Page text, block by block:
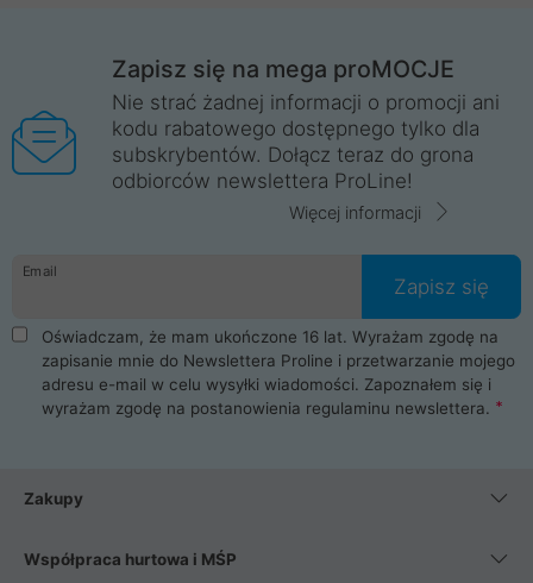
Zapisz się na mega proMOCJE
Nie strać żadnej informacji o promocji ani
kodu rabatowego dostępnego tylko dla
subskrybentów. Dołącz teraz do grona
odbiorców newslettera ProLine!
Więcej informacji
Email
Zapisz się
Oświadczam, że mam ukończone 16 lat. Wyrażam zgodę na
zapisanie mnie do Newslettera Proline i przetwarzanie mojego
adresu e-mail w celu wysyłki wiadomości. Zapoznałem się i
wyrażam zgodę na postanowienia regulaminu newslettera.
Zakupy
Współpraca hurtowa i MŚP